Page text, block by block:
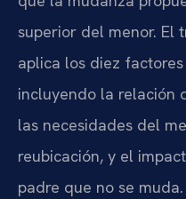
superior del menor. El
aplica los diez
incluyendo la relación
las necesidades del
reubicación, y el
padre que no se